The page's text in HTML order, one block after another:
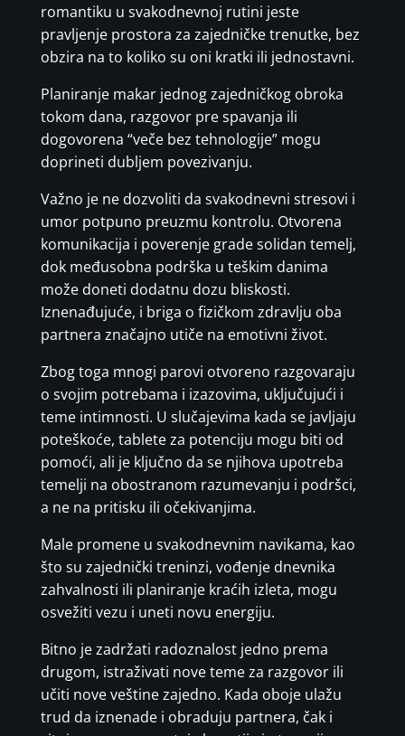
romantiku u svakodnevnoj rutini jeste
pravljenje prostora za zajedničke trenutke, bez
obzira na to koliko su oni kratki ili jednostavni.
Planiranje makar jednog zajedničkog obroka
tokom dana, razgovor pre spavanja ili
dogovorena “veče bez tehnologije” mogu
doprineti dubljem povezivanju.
Važno je ne dozvoliti da svakodnevni stresovi i
umor potpuno preuzmu kontrolu. Otvorena
komunikacija i poverenje grade solidan temelj,
dok međusobna podrška u teškim danima
može doneti dodatnu dozu bliskosti.
Iznenađujuće, i briga o fizičkom zdravlju oba
partnera značajno utiče na emotivni život.
Zbog toga mnogi parovi otvoreno razgovaraju
o svojim potrebama i izazovima, uključujući i
teme intimnosti. U slučajevima kada se javljaju
poteškoće, tablete za potenciju mogu biti od
pomoći, ali je ključno da se njihova upotreba
temelji na obostranom razumevanju i podršci,
a ne na pritisku ili očekivanjima.
Male promene u svakodnevnim navikama, kao
što su zajednički treninzi, vođenje dnevnika
zahvalnosti ili planiranje kraćih izleta, mogu
osvežiti vezu i uneti novu energiju.
Bitno je zadržati radoznalost jedno prema
drugom, istraživati nove teme za razgovor ili
učiti nove veštine zajedno. Kada oboje ulažu
trud da iznenade i obraduju partnera, čak i